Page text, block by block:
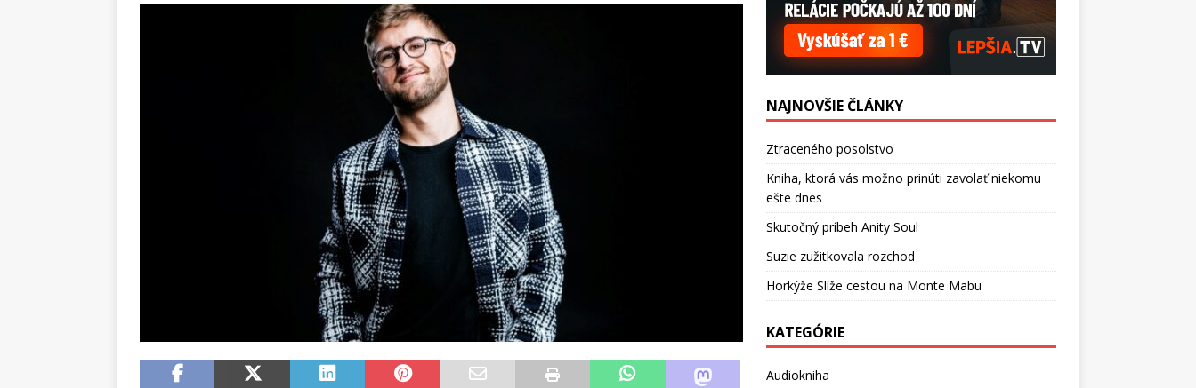
NAJNOVŠIE ČLÁNKY
Ztraceného posolstvo
Kniha, ktorá vás možno prinúti zavolať niekomu
ešte dnes
Skutočný príbeh Anity Soul
Suzie zužitkovala rozchod
Horkýže Slíže cestou na Monte Mabu
KATEGÓRIE
Audiokniha